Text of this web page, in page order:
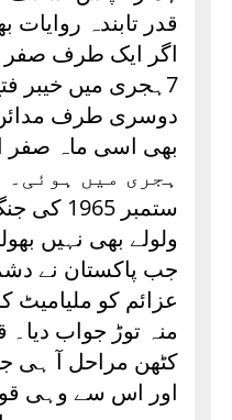
قدر تابندہ روایات
اگر ایک طرف صفر
7ہجری میں خیبر
دوسری طرف
ستمبر
ولولے بھی نہیں
جب پاکستان نے
عزائم کو ملیامیٹ
منہ توڑ جواب دیا۔
کٹھن مراحل آ ہی
اور اس سے وہی